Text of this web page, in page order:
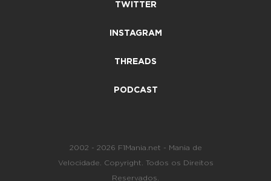
TWITTER
INSTAGRAM
THREADS
PODCAST
2002 - 2026 F1Mania.net - Mania de
Velocidade. Copyright. Todos os Direitos
Reservados.